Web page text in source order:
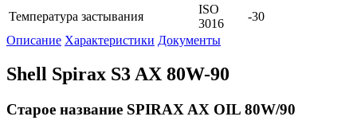
Температура застывания
ISO
3016
-30
Описание Характеристики Документы
Shell Spirax S3 AX 80W-90
Старое название SPIRAX AX OIL 80W/90